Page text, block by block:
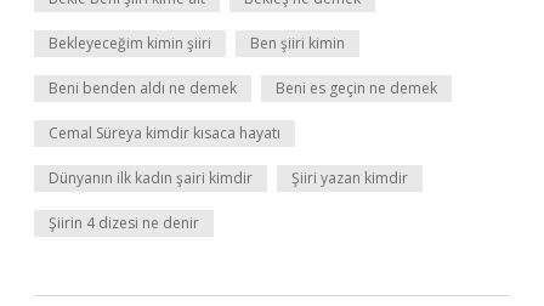
Bekleyeceğim kimin şiiri Ben şiiri kimin
Beni benden aldı ne demek Beni es geçin ne demek
Cemal Süreya kimdir kısaca hayatı
Dünyanın ilk kadın şairi kimdir Şiiri yazan kimdir
Şiirin 4 dizesi ne denir